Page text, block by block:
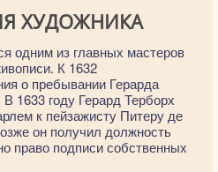
ХУДОЖНИКА
одним из главных мастеров
К 1632
о пребывании Герарда
1633 году Герард Терборх
к пейзажисту Питеру де
он получил должность
право подписи собственных